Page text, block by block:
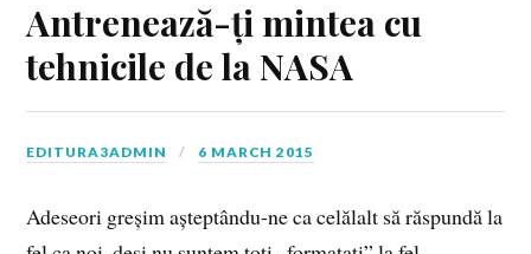
Antrenează-ți mintea cu
tehnicile de la NASA
EDITURA3ADMIN 6 MARCH 2015
Adeseori greșim așteptându-ne ca celălalt să răspundă la